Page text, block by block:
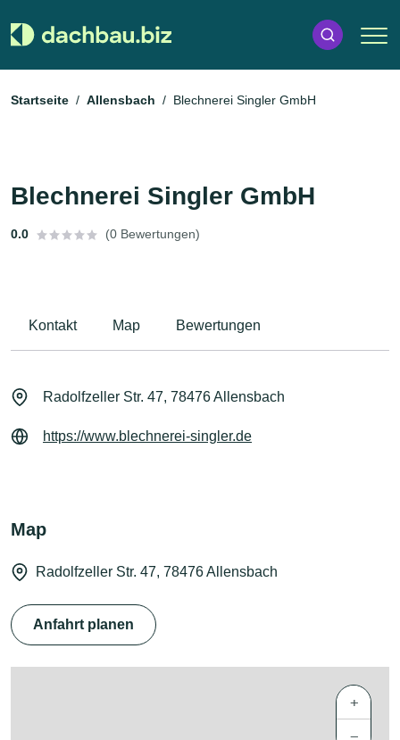
Startseite Allensbach Blechnerei Singler GmbH
Blechnerei Singler GmbH
0.0 (0 Bewertungen)
Kontakt Map Bewertungen
Radolfzeller Str. 47, 78476 Allensbach
https://www.blechnerei-singler.de
Map
Radolfzeller Str. 47, 78476 Allensbach
Anfahrt planen
+
−